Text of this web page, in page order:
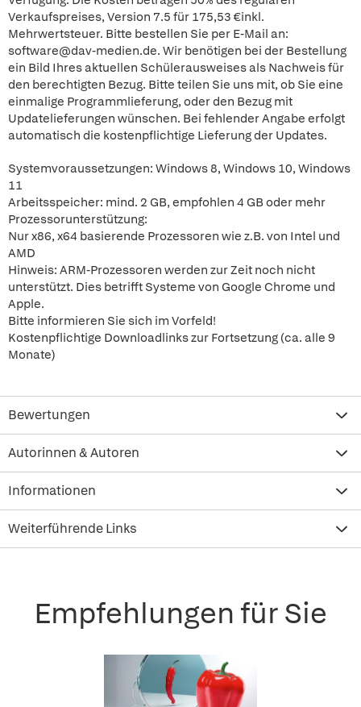
Verkaufspreises, Version 7.5 für 175,53 €inkl.
Mehrwertsteuer. Bitte bestellen Sie per E-Mail an:
software@dav-medien.de. Wir benötigen bei der Bestellung
ein Bild Ihres aktuellen Schülerausweises als Nachweis für
den berechtigten Bezug. Bitte teilen Sie uns mit, ob Sie eine
einmalige Programmlieferung, oder den Bezug mit
Updatelieferungen wünschen. Bei fehlender Angabe erfolgt
automatisch die kostenpflichtige Lieferung der Updates.
Systemvoraussetzungen: Windows 8, Windows 10, Windows
11
Arbeitsspeicher: mind. 2 GB, empfohlen 4 GB oder mehr
Prozessorunterstützung:
Nur x86, x64 basierende Prozessoren wie z.B. von Intel und
AMD
Hinweis: ARM-Prozessoren werden zur Zeit noch nicht
unterstützt. Dies betrifft Systeme von Google Chrome und
Apple.
Bitte informieren Sie sich im Vorfeld!
Kostenpflichtige Downloadlinks zur Fortsetzung (ca. alle 9
Monate)
Bewertungen
Autorinnen & Autoren
Informationen
Weiterführende Links
Empfehlungen für Sie